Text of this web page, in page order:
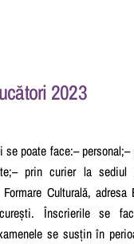
2023
se poate face:–
prin curier la sediul
Culturală,
Înscrierile se
se susțin în